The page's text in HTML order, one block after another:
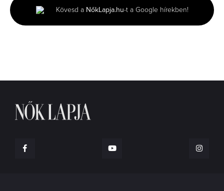
minutes,
2
seconds
Kövesd a NőkLapja.hu-t a Google hírekben!